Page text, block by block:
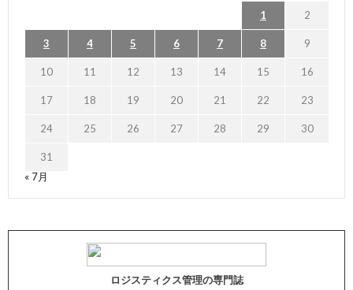
1 2
3 4 5 6 7 8 9
10 11 12 13 14 15 16
17 18 19 20 21 22 23
24 25 26 27 28 29 30
31
« 7月
ロジスティクス管理の専門誌